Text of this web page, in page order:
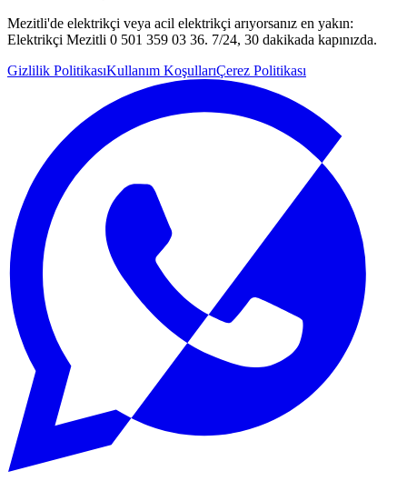
Mezitli'de elektrikçi veya acil elektrikçi arıyorsanız en yakın:
Elektrikçi Mezitli 0 501 359 03 36. 7/24, 30 dakikada kapınızda.
Gizlilik PolitikasıKullanım KoşullarıÇerez Politikası